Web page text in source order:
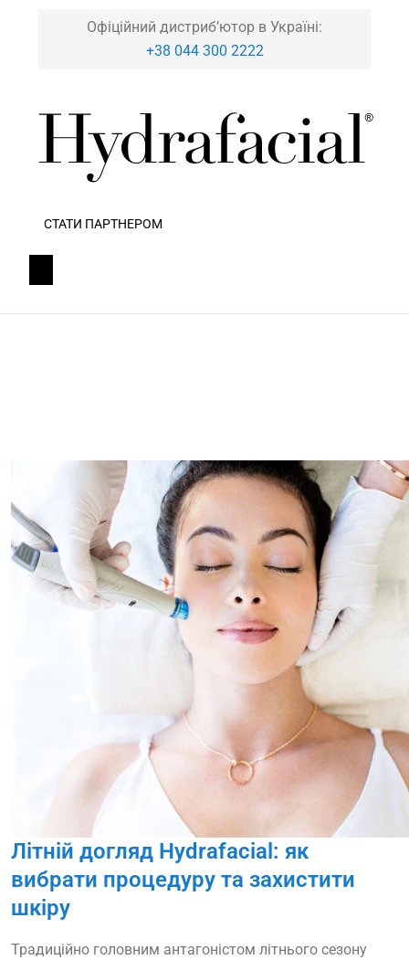
Офіційний дистриб’ютор в Україні:
+38 044 300 2222
СТАТИ ПАРТНЕРОМ
Літній догляд Hydrafacial: як
вибрати процедуру та захистити
шкіру
Традиційно головним антагоністом літнього сезону